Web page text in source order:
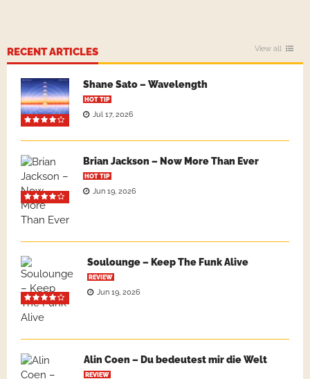
RECENT ARTICLES View all
Shane Sato – Wavelength
HOT TIP
Jul 17, 2026
Brian Jackson – Now More Than Ever
HOT TIP
Jun 19, 2026
Soulounge – Keep The Funk Alive
REVIEW
Jun 19, 2026
Alin Coen – Du bedeutest mir die Welt
REVIEW